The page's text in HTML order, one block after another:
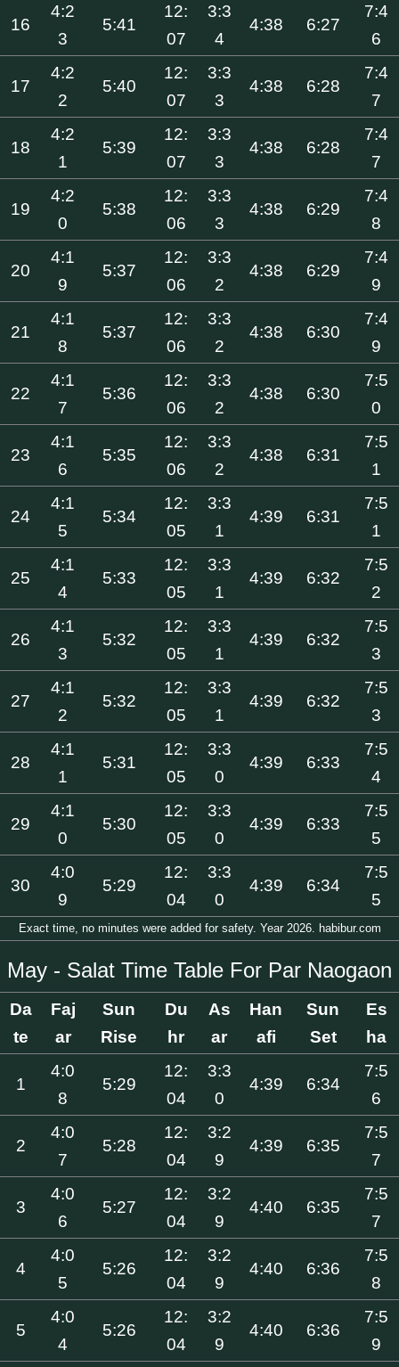
16
4:2
3
5:41
12:
07
3:3
4
4:38 6:27
7:4
6
17
4:2
2
5:40
12:
07
3:3
3
4:38 6:28
7:4
7
18
4:2
1
5:39
12:
07
3:3
3
4:38 6:28
7:4
7
19
4:2
0
5:38
12:
06
3:3
3
4:38 6:29
7:4
8
20
4:1
9
5:37
12:
06
3:3
2
4:38 6:29
7:4
9
21
4:1
8
5:37
12:
06
3:3
2
4:38 6:30
7:4
9
22
4:1
7
5:36
12:
06
3:3
2
4:38 6:30
7:5
0
23
4:1
6
5:35
12:
06
3:3
2
4:38 6:31
7:5
1
24
4:1
5
5:34
12:
05
3:3
1
4:39 6:31
7:5
1
25
4:1
4
5:33
12:
05
3:3
1
4:39 6:32
7:5
2
26
4:1
3
5:32
12:
05
3:3
1
4:39 6:32
7:5
3
27
4:1
2
5:32
12:
05
3:3
1
4:39 6:32
7:5
3
28
4:1
1
5:31
12:
05
3:3
0
4:39 6:33
7:5
4
29
4:1
0
5:30
12:
05
3:3
0
4:39 6:33
7:5
5
30
4:0
9
5:29
12:
04
3:3
0
4:39 6:34
7:5
5
Exact time, no minutes were added for safety. Year 2026. habibur.com
May - Salat Time Table For Par Naogaon
Da
te
Faj
ar
Sun
Rise
Du
hr
As
ar
Han
afi
Sun
Set
Es
ha
1
4:0
8
5:29
12:
04
3:3
0
4:39 6:34
7:5
6
2
4:0
7
5:28
12:
04
3:2
9
4:39 6:35
7:5
7
3
4:0
6
5:27
12:
04
3:2
9
4:40 6:35
7:5
7
4
4:0
5
5:26
12:
04
3:2
9
4:40 6:36
7:5
8
5
4:0
4
5:26
12:
04
3:2
9
4:40 6:36
7:5
9